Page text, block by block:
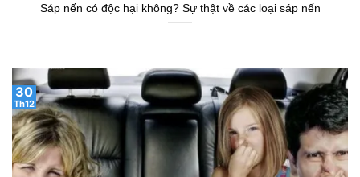
Sáp nến có độc hại không? Sự thật về các loại sáp nến
30
Th12